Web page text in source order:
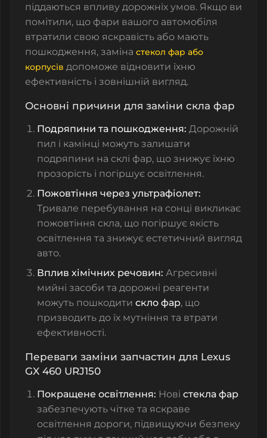
піддаються впливу дорожніх умов. Якщо ви
помітили, що фари вашого автомобіля
втратили свою яскравість або мають
пошкодження, заміна стекол фар або
корпусів допоможе відновити їхню
ефективність і зовнішній вигляд.
Основні причини для заміни скла фар
Подряпини та пошкодження: Дорожній
пил і камінці можуть залишати
подряпини на склі фар, що знижує їхню
прозорість і погіршує освітлення.
Пожовтіння через ультрафіолет:
Тривале перебування на сонці викликає
пожовтіння скла, що погіршує якість
освітлення та знижує естетичний вигляд
авто.
Вплив хімічних речовин: Агресивні
мийні засоби та дорожні реагенти
можуть пошкодити скло фар, що
призводить до їх мутніння та втрати
ефективності.
Переваги заміни запчастин для Lexus
GX 460 URJ150
Покращене освітлення: Нові стекла фар
забезпечують чітке та яскраве
освітлення дороги, підвищуючи безпеку